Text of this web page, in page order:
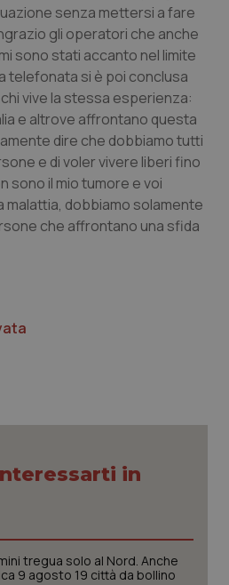
di Trento
senza mettersi a fare
gli operatori che anche
sono stati accanto nel limite
telefonata si è poi conclusa
vive la stessa esperienza:
e altrove affrontano questa
dire che dobbiamo tutti
e di voler vivere liberi fino
sono il mio tumore e voi
dobbiamo solamente
che affrontano una sfida
in
tregua solo al Nord. Anche
9 agosto 19 città da bollino